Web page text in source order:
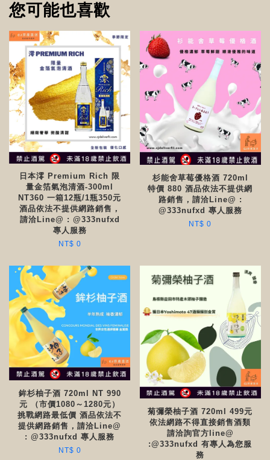
您可能也喜歡
日本澪 Premium Rich 限
量金箔氣泡清酒-300ml
NT360 一箱12瓶/1瓶350元
酒品依法不提供網路銷售，
請洽Line@ : @333nufxd
專人服務
NT$ 0
杉能舍草莓優格酒 720ml
特價 880 酒品依法不提供網
路銷售，請洽Line@ :
@333nufxd 專人服務
NT$ 0
鉾杉柚子酒 720ml NT 990
元 （市價1080～1280元）
挑戰網路最低價 酒品依法不
提供網路銷售，請洽Line@
: @333nufxd 專人服務
NT$ 0
菊彌榮柚子酒 720ml 499元
依法網路不得直接銷售酒類
請洽詢官方line@
:@333nufxd 有專人為您服
務